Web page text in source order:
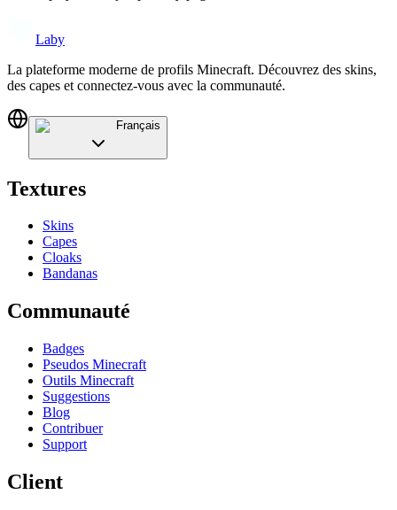
Laby
La plateforme moderne de profils Minecraft. Découvrez des skins,
des capes et connectez-vous avec la communauté.
Français
Textures
Skins
Capes
Cloaks
Bandanas
Communauté
Badges
Pseudos Minecraft
Outils Minecraft
Suggestions
Blog
Contribuer
Support
Client